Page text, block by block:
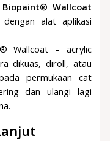
Biopaint® Wallcoat
dengan alat aplikasi
Wallcoat – acrylic
dikuas, diroll, atau
permukaan cat
dan ulangi lagi